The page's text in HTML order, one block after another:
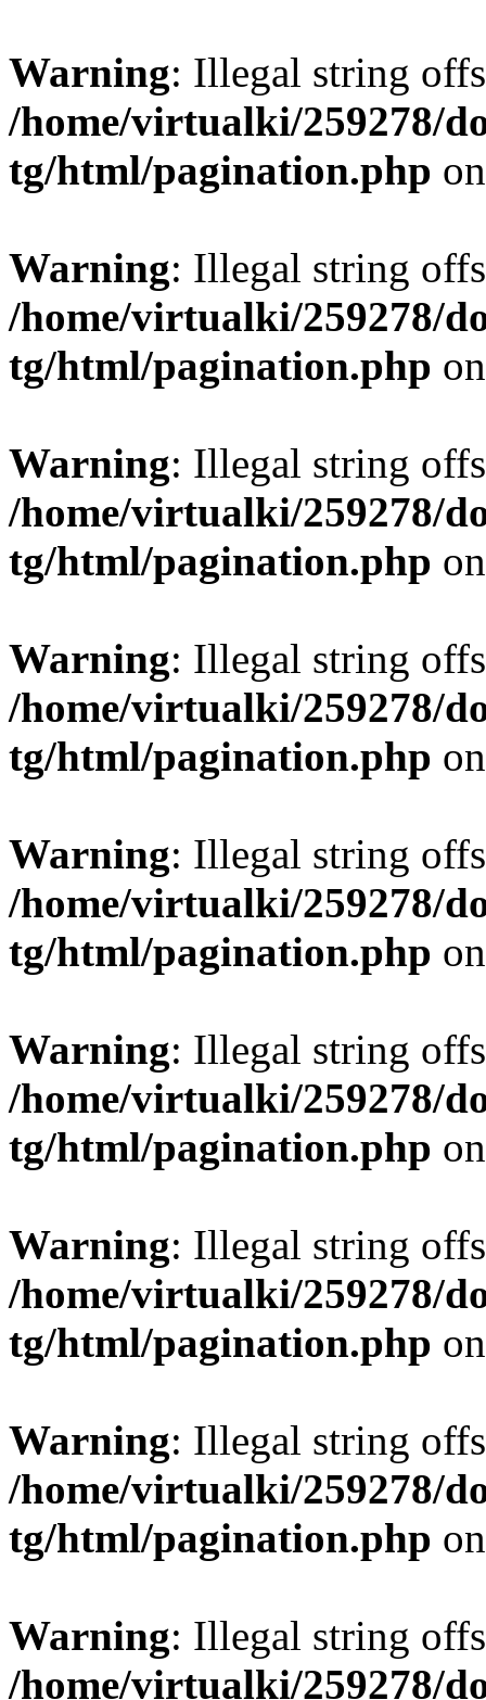
Warning: Illegal string
/home/virtualki/259278/
tg/html/pagination.php
Warning: Illegal string
/home/virtualki/259278/
tg/html/pagination.php
Warning: Illegal string
/home/virtualki/259278/
tg/html/pagination.php
Warning: Illegal string
/home/virtualki/259278/
tg/html/pagination.php
Warning: Illegal string
/home/virtualki/259278/
tg/html/pagination.php
Warning: Illegal string
/home/virtualki/259278/
tg/html/pagination.php
Warning: Illegal string
/home/virtualki/259278/
tg/html/pagination.php
Warning: Illegal string
/home/virtualki/259278/
tg/html/pagination.php
Warning: Illegal string
/home/virtualki/259278/